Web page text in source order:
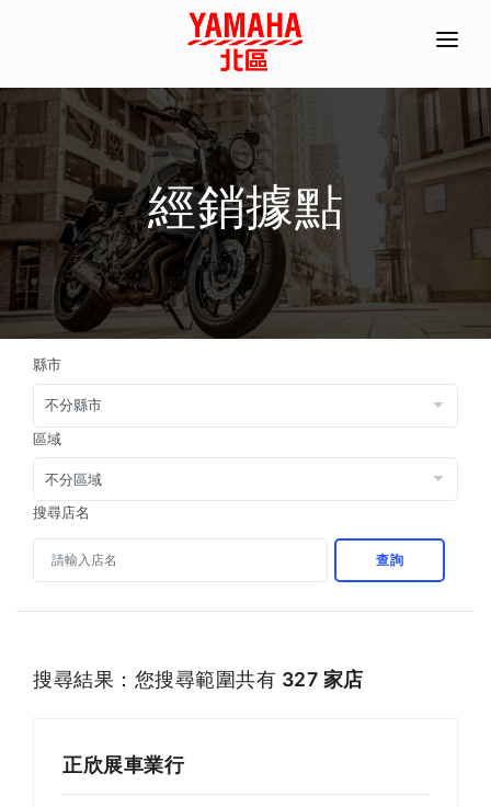
首頁
全機種產品/分期
經銷據點
常見問題
聯絡資訊
ACC部品手冊
線上商城
經銷據點
縣市
區域
搜尋店名
查詢
搜尋結果：您搜尋範圍共有 327 家店
正欣展車業行